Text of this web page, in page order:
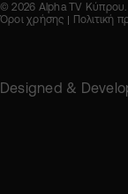
© 2026 Alpha TV
Όροι χρήσης
Πολιτική
Designed &